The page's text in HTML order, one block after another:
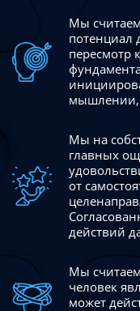
Мы
потенциал
пересмотр
мышлении,
Мы на
главных
от
действий
Мы
человек
может